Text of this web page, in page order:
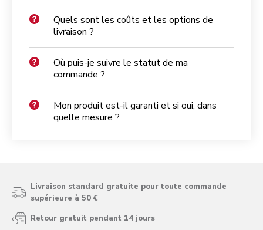
Quels sont les coûts et les options de
livraison ?
Où puis-je suivre le statut de ma
commande ?
Mon produit est-il garanti et si oui, dans
quelle mesure ?
Livraison standard gratuite pour toute commande
supérieure à 50 €
Retour gratuit pendant 14 jours